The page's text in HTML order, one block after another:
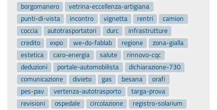
borgomanero
vetrina-eccellenza-artigiana
punti-di-vista
incontro vignetta rentri
camion
coccia
autotrasportatori durc
infrastrutture
credito
expo we-do-fablab regione
zona-gialla
estetica
caro-energia salute
rinnovo-cqc
deduzioni
portale-automobilista
dichiarazione-730
comunicazione
divieto gas besana
orafi
pes-pav
vertenza-autotrasporto
targa-prova
revisioni
ospedale circolazione
registro-solarium